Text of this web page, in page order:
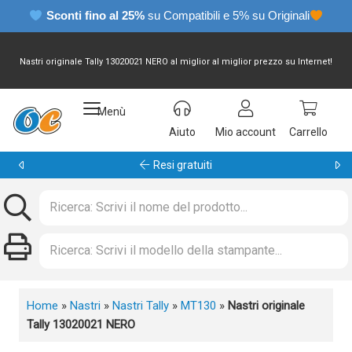
Sconti fino al 25% su Compatibili e 5% su Originali
Nastri originale Tally 13020021 NERO al miglior al miglior prezzo su Internet!
Menù
Aiuto
Mio account Carrello
Garanzia 24 mesi
Home » Nastri » Nastri Tally » MT130 » Nastri originale
Tally 13020021 NERO